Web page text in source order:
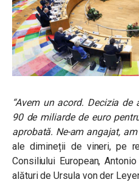
“Avem un acord. Decizia
90 de miliarde de euro
aprobată. Ne-am angajat, am
ale dimineții de vineri, pe
Consiliului European,
alături de Ursula von der